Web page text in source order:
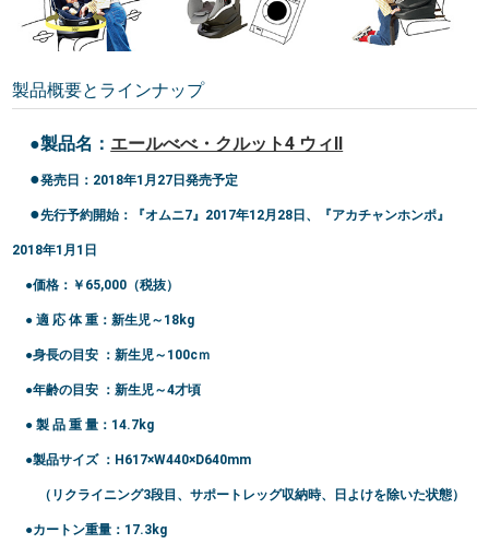
製品概要とラインナップ
●製品名： エールべべ・クルット4 ウィII
●発売日：2018年1月27日発売予定
●先行予約開始： 『オムニ7』2017年12月28日、 『アカチャンホンポ』
2018年1月1日
●価格：￥65,000（税抜）
● 適 応 体 重：新生児～18kg
●身長の目安 ：新生児～100cｍ
●年齢の目安 ：新生児～4才頃
● 製 品 重 量：14.7kg
●製品サイズ ：H617×W440×D640mm
（リクライニング3段目、サポートレッグ収納時、日よけを除いた状態）
●カートン重量：17.3kg